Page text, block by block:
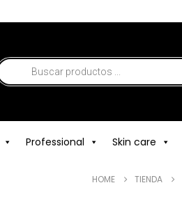
Professional Skin care
HOME TIENDA